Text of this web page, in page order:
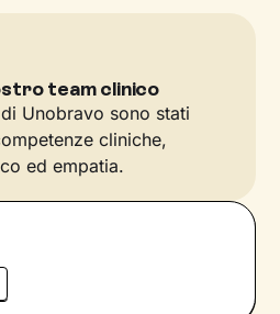
team clinico
Unobravo sono stati
cliniche,
ed empatia.